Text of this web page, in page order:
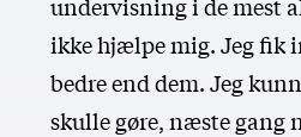
ikke hjælpe mig. Jeg fik
bedre end dem. Jeg
skulle gøre, næste gang